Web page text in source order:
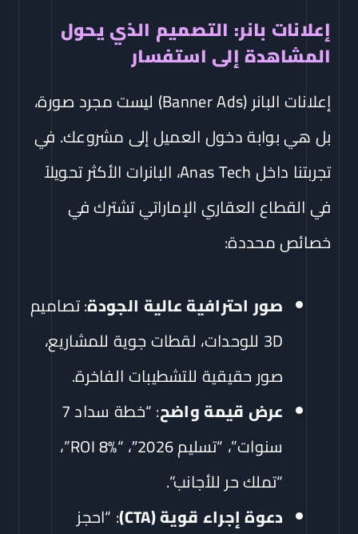
إعلانات بانر: التصميم الذي يحول
المشاهدة إلى استفسار
إعلانات البانر (Banner Ads) ليست مجرد صورة،
بل هي بوابة دخول العميل إلى مشروعك. في
تجربتنا داخل Anas Tech، البانرات الأكثر تحويلاً
في القطاع العقاري الإماراتي تشترك في
خصائص محددة:
صور احترافية عالية الجودة: تصاميم
3D للوحدات، لقطات جوية للمشاريع،
صور حقيقية للتشطيبات الفاخرة.
عرض قيمة واضح
: “خطة سداد 7
سنوات”، “تسليم 2026″، “ROI 8%”،
“تملك حر للأجانب”.
دعوة إجراء قوية (CTA)
: “احجز